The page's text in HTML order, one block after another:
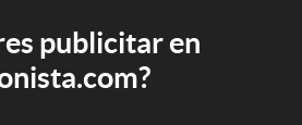
publicitar en